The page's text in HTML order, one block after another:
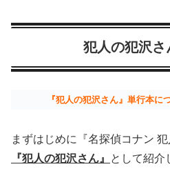
犯人の犯沢さ
『犯人の犯沢さん』単行本に
まずはじめに『名探偵コナン 犯
『犯人の犯沢さん』
として紹介